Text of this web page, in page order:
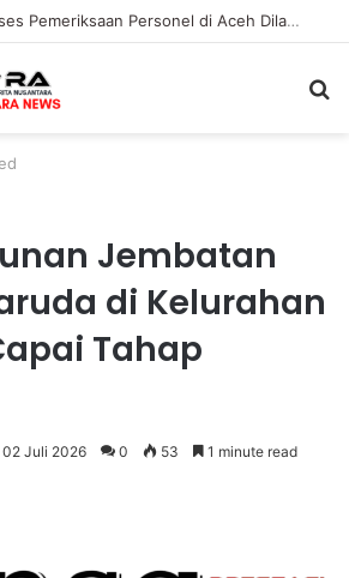
Polri Pastikan Proses Pemeriksaan Personel di Aceh Dilaksanakan Secara Profesional dan Transparan
Jembatan
di Kelurahan
Tahap
02 Juli 2026 0 53 1 minute read